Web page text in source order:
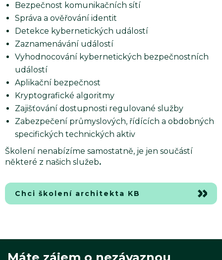
Bezpečnost komunikačních sítí
Správa a ověřování identit
Detekce kybernetických událostí
Zaznamenávání událostí
Vyhodnocování kybernetických bezpečnostních
událostí
Aplikační bezpečnost
Kryptografické algoritmy
Zajišťování dostupnosti regulované služby
Zabezpečení průmyslových, řídících a obdobných
specifických technických aktiv
Školení nenabízíme samostatně, je jen součástí
některé z našich služeb.
Chci školení architekta KB